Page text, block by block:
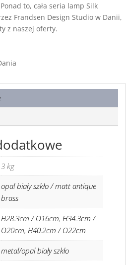
to, cała seria lamp Silk
Frandsen Design Studio w Danii,
z naszej oferty.
3 kg
opal biały szkło / matt antique
brass
H28.3cm / O16cm, H34.3cm /
O20cm, H40.2cm / O22cm
metal/opal biały szkło